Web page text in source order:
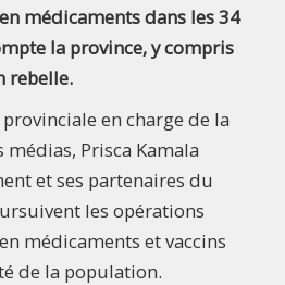
médicaments dans les 34
la province, y compris
rebelle.
en charge de la
Prisca Kamala
et ses partenaires du
les opérations
médicaments et vaccins
de la population.